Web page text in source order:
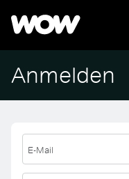
Anmelden
E-Mail